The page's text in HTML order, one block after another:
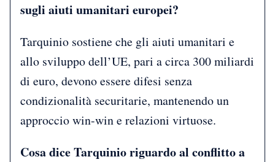
sugli aiuti umanitari europei?
Tarquinio sostiene che gli aiuti umanitari e
allo sviluppo dell’UE, pari a circa 300 miliardi
di euro, devono essere difesi senza
condizionalità securitarie, mantenendo un
approccio win-win e relazioni virtuose.
Cosa dice Tarquinio riguardo al conflitto a